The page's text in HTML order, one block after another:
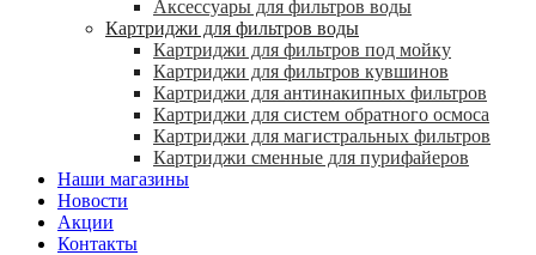
Аксессуары для фильтров воды
Картриджи для фильтров воды
Картриджи для фильтров под мойку
Картриджи для фильтров кувшинов
Картриджи для антинакипных фильтров
Картриджи для систем обратного осмоса
Картриджи для магистральных фильтров
Картриджи сменные для пурифайеров
Наши магазины
Новости
Акции
Контакты